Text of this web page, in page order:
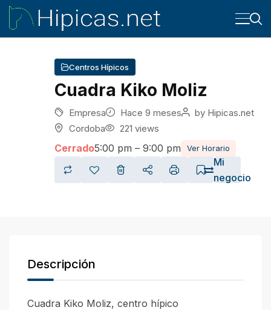
Centros Hípicos
Cuadra Kiko Moliz
Empresa Hace 9 meses by Hipicas.net
Cordoba
221 views
Cerrado5:00 pm – 9:00 pm Ver Horario
Mi
negocio
Descripción
Cuadra Kiko Moliz, centro hípico